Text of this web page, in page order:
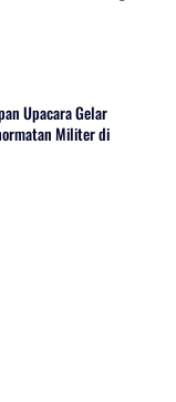
Upacara Gelar
Militer di